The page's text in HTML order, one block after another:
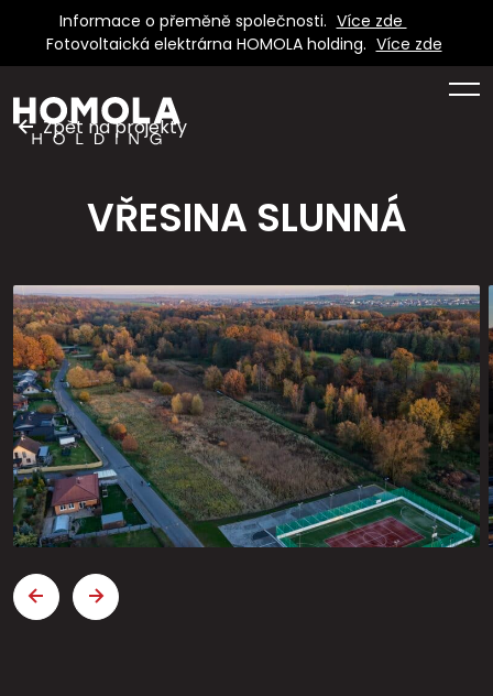
Informace o přeměně společnosti. Více zde
Fotovoltaická elektrárna HOMOLA holding. Více zde
Zpět na projekty
VŘESINA SLUNNÁ